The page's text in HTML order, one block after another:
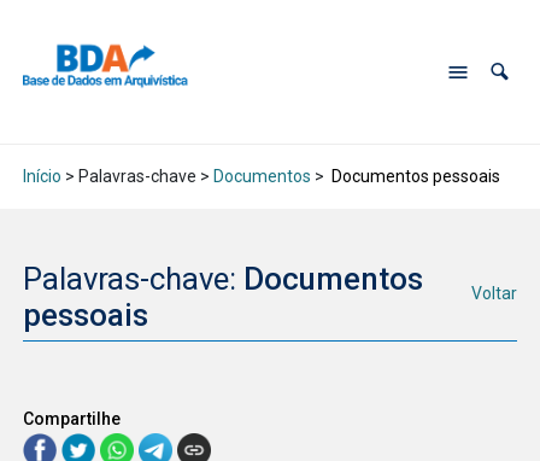
Início > Palavras-chave > Documentos > Documentos pessoais
Palavras-chave: Documentos
pessoais
Voltar
Compartilhe